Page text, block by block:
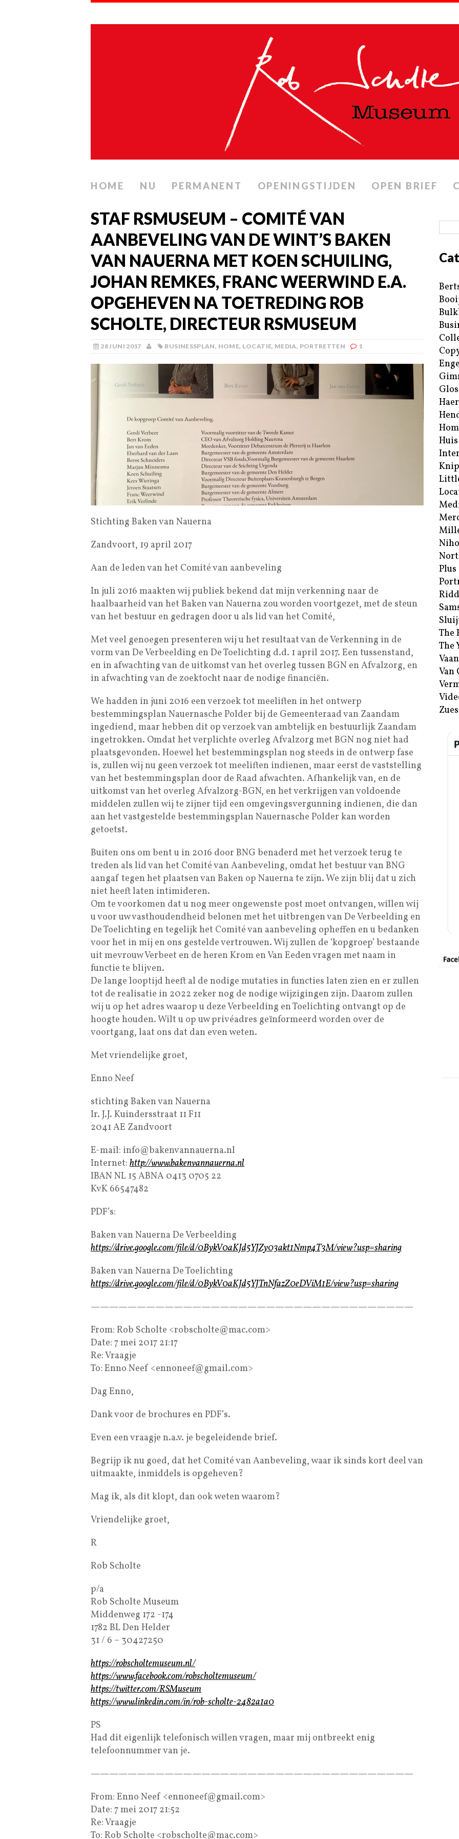
HOME NU PERMANENT OPENINGSTIJDEN OPEN BRIEF
STAF RSMUSEUM – COMITÉ VAN
AANBEVELING VAN DE WINT’S BAKEN
VAN NAUERNA MET KOEN SCHUILING,
JOHAN REMKES, FRANC WEERWIND E.A.
OPGEHEVEN NA TOETREDING ROB
SCHOLTE, DIRECTEUR RSMUSEUM
28 JUNI 2017 BUSINESSPLAN, HOME, LOCATIE, MEDIA, PORTRETTEN 1
Stichting Baken van Nauerna
Zandvoort, 19 april 2017
Aan de leden van het Comité van aanbeveling
In juli 2016 maakten wij publiek bekend dat mijn verkenning naar de
haalbaarheid van het Baken van Nauerna zou worden voortgezet, met de steun
van het bestuur en gedragen door u als lid van het Comité,
Met veel genoegen presenteren wij u het resultaat van de Verkenning in de
vorm van De Verbeelding en De Toelichting d.d. 1 april 2017. Een tussenstand,
en in afwachting van de uitkomst van het overleg tussen BGN en Afvalzorg, en
in afwachting van de zoektocht naar de nodige financiën.
We hadden in juni 2016 een verzoek tot meeliften in het ontwerp
bestemmingsplan Nauernasche Polder bij de Gemeenteraad van Zaandam
ingediend, maar hebben dit op verzoek van ambtelijk en bestuurlijk Zaandam
ingetrokken. Omdat het verplichte overleg Afvalzorg met BGN nog niet had
plaatsgevonden. Hoewel het bestemmingsplan nog steeds in de ontwerp fase
is, zullen wij nu geen verzoek tot meeliften indienen, maar eerst de vaststelling
van het bestemmingsplan door de Raad afwachten. Afhankelijk van, en de
uitkomst van het overleg Afvalzorg-BGN, en het verkrijgen van voldoende
middelen zullen wij te zijner tijd een omgevingsvergunning indienen, die dan
aan het vastgestelde bestemmingsplan Nauernasche Polder kan worden
getoetst.
Buiten ons om bent u in 2016 door BNG benaderd met het verzoek terug te
treden als lid van het Comité van Aanbeveling, omdat het bestuur van BNG
aangaf tegen het plaatsen van Baken op Nauerna te zijn. We zijn blij dat u zich
niet heeft laten intimideren.
Om te voorkomen dat u nog meer ongewenste post moet ontvangen, willen wij
u voor uw vasthoudendheid belonen met het uitbrengen van De Verbeelding en
De Toelichting en tegelijk het Comité van aanbeveling opheffen en u bedanken
voor het in mij en ons gestelde vertrouwen. Wij zullen de ‘kopgroep’ bestaande
uit mevrouw Verbeet en de heren Krom en Van Eeden vragen met naam in
functie te blijven.
De lange looptijd heeft al de nodige mutaties in functies laten zien en er zullen
tot de realisatie in 2022 zeker nog de nodige wijzigingen zijn. Daarom zullen
wij u op het adres waarop u deze Verbeelding en Toelichting ontvangt op de
hoogte houden. Wilt u op uw privéadres geïnformeerd worden over de
voortgang, laat ons dat dan even weten.
Met vriendelijke groet,
Enno Neef
stichting Baken van Nauerna
Ir. J.J. Kuindersstraat 11 F11
2041 AE Zandvoort
E-mail: info@bakenvannauerna.nl
Internet: http://www.bakenvannauerna.nl
IBAN NL 15 ABNA 0413 0705 22
KvK 66547482
PDF’s:
Baken van Nauerna De Verbeelding
https://drive.google.com/file/d/0BykV0aKJd5YJZy03akt1Nmp4T3M/view?usp=sharing
Baken van Nauerna De Toelichting
https://drive.google.com/file/d/0BykV0aKJd5YJTnNfazZ0eDViM1E/view?usp=sharing
———————————————————————————————————
From: Rob Scholte <robscholte@mac.com>
Date: 7 mei 2017 21:17
Re: Vraagje
To: Enno Neef <ennoneef@gmail.com>
Dag Enno,
Dank voor de brochures en PDF’s.
Even een vraagje n.a.v. je begeleidende brief.
Begrijp ik nu goed, dat het Comité van Aanbeveling, waar ik sinds kort deel van
uitmaakte, inmiddels is opgeheven?
Mag ik, als dit klopt, dan ook weten waarom?
Vriendelijke groet,
R
Rob Scholte
p/a
Rob Scholte Museum
Middenweg 172 -174
1782 BL Den Helder
31 / 6 – 30427250
https://robscholtemuseum.nl/
https://www.facebook.com/robscholtemuseum/
https://twitter.com/RSMuseum
https://www.linkedin.com/in/rob-scholte-2482a1a0
PS
Had dit eigenlijk telefonisch willen vragen, maar mij ontbreekt enig
telefoonnummer van je.
———————————————————————————————————
From: Enno Neef <ennoneef@gmail.com>
Date: 7 mei 2017 21:52
Re: Vraagje
To: Rob Scholte <robscholte@mac.com>
Plus
The
The
Van